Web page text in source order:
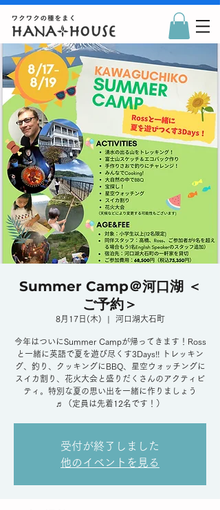
Summer Camp＠河口湖 ＜
ご予約＞
8月17日(木)
  |
河口湖大石町
今年はついにSummer Campが帰ってきます！Ross
と一緒に英語で夏を遊び尽くす3Days!! トレッキン
グ、釣り、クッキングにBBQ、星空ウォッチングに
スイカ割り、花火大会と盛りだくさんのアクティビ
ティ。特別な夏の思い出を一緒に作りましょう
♬（定員は先着12名です！）
受付が終了しました
他のイベントを見る